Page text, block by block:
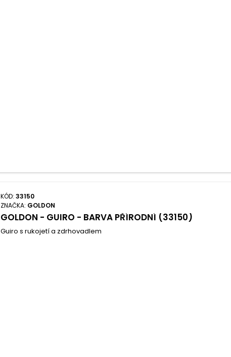
KÓD:33150
ZNAČKA: GOLDON
GOLDON - GUIRO - BARVA PŘÍRODNÍ (33150)
Guiro s rukojetí a zdrhovadlem